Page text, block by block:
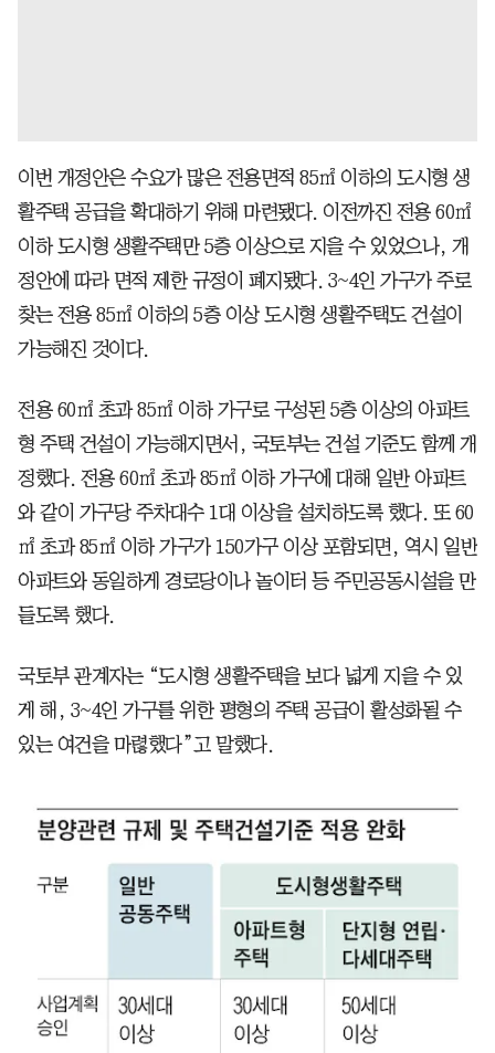
이번 개정안은 수요가 많은 전용면적 85㎡ 이하의 도시형 생
활주택 공급을 확대하기 위해 마련됐다. 이전까진 전용 60㎡
이하 도시형 생활주택만 5층 이상으로 지을 수 있었으나, 개
정안에 따라 면적 제한 규정이 폐지됐다. 3~4인 가구가 주로
찾는 전용 85㎡ 이하의 5층 이상 도시형 생활주택도 건설이
가능해진 것이다.
전용 60㎡ 초과 85㎡ 이하 가구로 구성된 5층 이상의 아파트
형 주택 건설이 가능해지면서, 국토부는 건설 기준도 함께 개
정했다. 전용 60㎡ 초과 85㎡ 이하 가구에 대해 일반 아파트
와 같이 가구당 주차대수 1대 이상을 설치하도록 했다. 또 60
㎡ 초과 85㎡ 이하 가구가 150가구 이상 포함되면, 역시 일반
아파트와 동일하게 경로당이나 놀이터 등 주민공동시설을 만
들도록 했다.
국토부 관계자는 “도시형 생활주택을 보다 넓게 지을 수 있
게 해, 3~4인 가구를 위한 평형의 주택 공급이 활성화될 수
있는 여건을 마렪했다”고 말했다.